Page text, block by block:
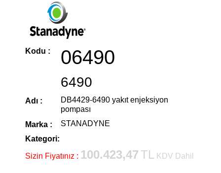
Kodu : 06490
6490
Adı :
DB4429-6490 yakıt enjeksiyon
pompası
Marka :
STANADYNE
Kategori:
Sizin Fiyatınız : 100.423,47 TL KDV Dahil